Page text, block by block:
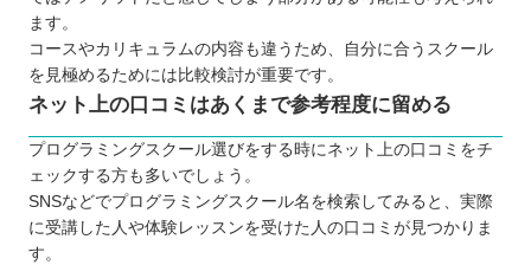
ます。
コースやカリキュラムの内容も違うため、自分に合うスクール
を見極めるためには比較検討が重要です。
ネット上の口コミはあくまで参考程度に留める
プログラミングスクール選びをする時にネット上の口コミをチ
ェックする方も多いでしょう。
SNSなどでプログラミングスクール名を検索してみると、実際
に受講した人や体験レッスンを受けた人の口コミが見つかりま
す。